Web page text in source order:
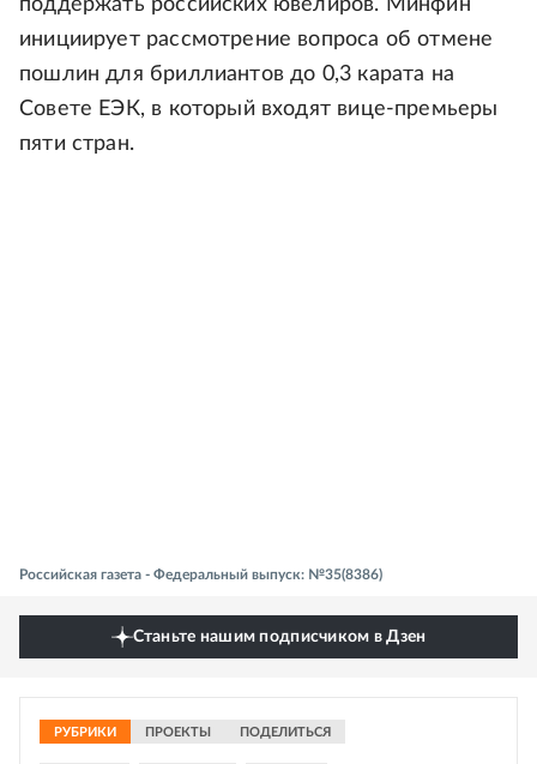
поддержать российских ювелиров. Минфин
инициирует рассмотрение вопроса об отмене
пошлин для бриллиантов до 0,3 карата на
Совете ЕЭК, в который входят вице-премьеры
пяти стран.
Российская газета - Федеральный выпуск: №35(8386)
Станьте нашим подписчиком в Дзен
РУБРИКИ ПРОЕКТЫ ПОДЕЛИТЬСЯ